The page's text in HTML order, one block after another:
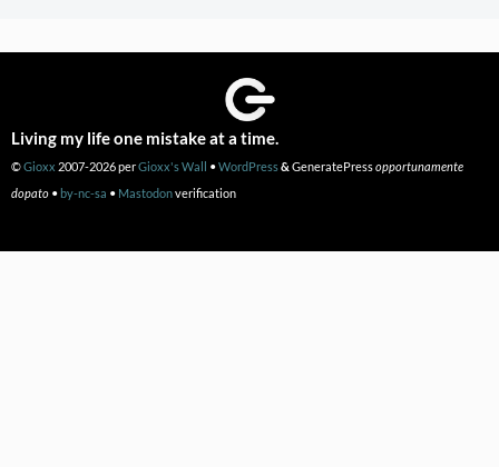
Living my life one mistake at a time.
©Gioxx 2007-2026 perGioxx's Wall •WordPress& GeneratePressopportunamente
dopato •by-nc-sa • Mastodonverification